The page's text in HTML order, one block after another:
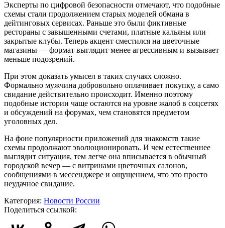
Эксперты по цифровой безопасности отмечают, что подобные
схемы стали продолжением старых моделей обмана в
дейтинговых сервисах. Раньше это были фиктивные
рестораны с завышенными счетами, платные кальяны или
закрытые клубы. Теперь акцент сместился на цветочные
магазины — формат выглядит менее агрессивным и вызывает
меньше подозрений.
При этом доказать умысел в таких случаях сложно.
Формально мужчина добровольно оплачивает покупку, а само
свидание действительно происходит. Именно поэтому
подобные истории чаще остаются на уровне жалоб в соцсетях
и обсуждений на форумах, чем становятся предметом
уголовных дел.
На фоне популярности приложений для знакомств такие
схемы продолжают эволюционировать. И чем естественнее
выглядит ситуация, тем легче она вписывается в обычный
городской вечер — с витринами цветочных салонов,
сообщениями в мессенджере и ощущением, что это просто
неудачное свидание.
Категория: Новости России
Поделиться ссылкой: